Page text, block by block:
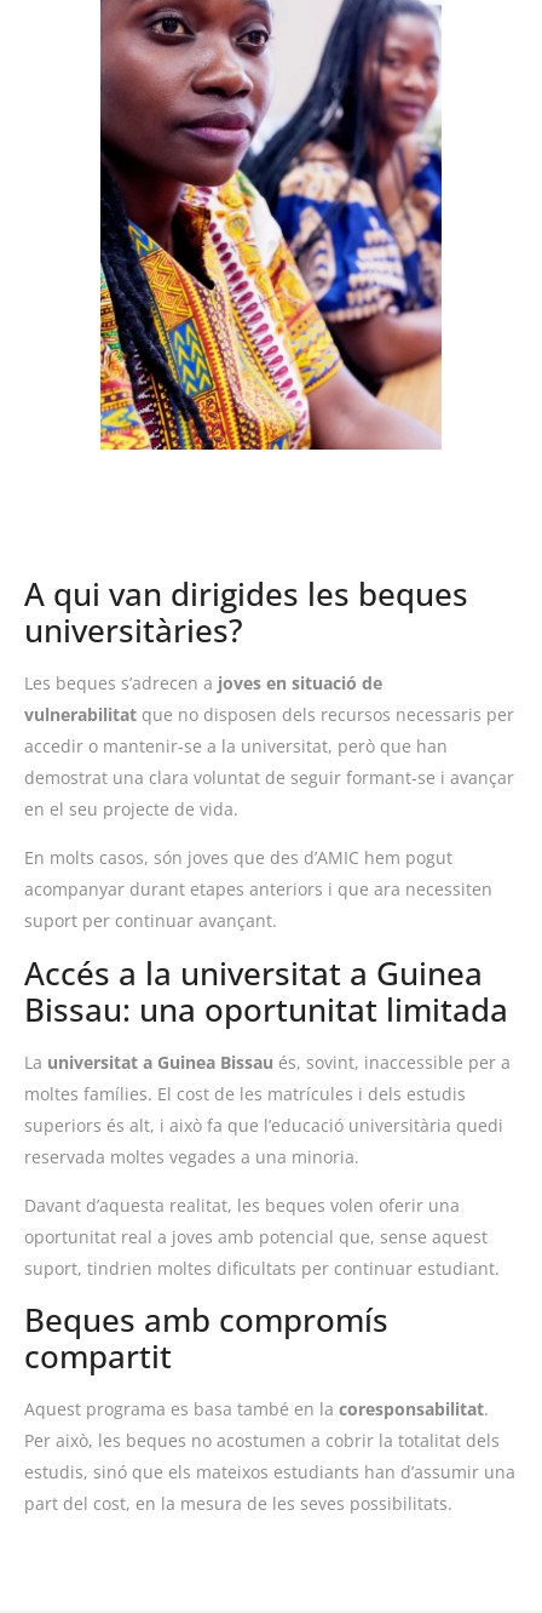
A qui van dirigides les beques
universitàries?
Les beques s’adrecen a joves en situació de
vulnerabilitat que no disposen dels recursos necessaris per
accedir o mantenir-se a la universitat, però que han
demostrat una clara voluntat de seguir formant-se i avançar
en el seu projecte de vida.
En molts casos, són joves que des d’AMIC hem pogut
acompanyar durant etapes anteriors i que ara necessiten
suport per continuar avançant.
Accés a la universitat a Guinea
Bissau: una oportunitat limitada
La universitat a Guinea Bissau és, sovint, inaccessible per a
moltes famílies. El cost de les matrícules i dels estudis
superiors és alt, i això fa que l’educació universitària quedi
reservada moltes vegades a una minoria.
Davant d’aquesta realitat, les beques volen oferir una
oportunitat real a joves amb potencial que, sense aquest
suport, tindrien moltes dificultats per continuar estudiant.
Beques amb compromís
compartit
Aquest programa es basa també en la coresponsabilitat.
Per això, les beques no acostumen a cobrir la totalitat dels
estudis, sinó que els mateixos estudiants han d’assumir una
part del cost, en la mesura de les seves possibilitats.